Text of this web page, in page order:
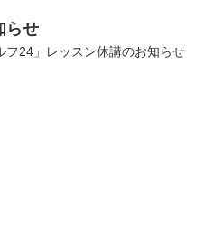
らせ
フ24」レッスン休講のお知らせ